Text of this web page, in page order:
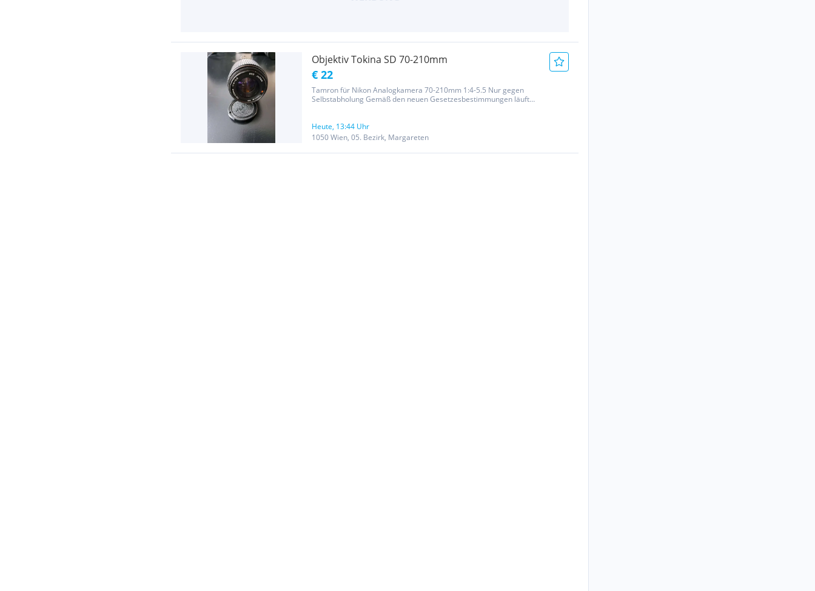
Objektiv Tokina SD 70-210mm
€ 22
Tamron für Nikon Analogkamera 70-210mm 1:4-5.5 Nur gegen
Selbstabholung Gemäß den neuen Gesetzesbestimmungen läuft
handelt,...
Heute, 13:44 Uhr
1050 Wien, 05. Bezirk, Margareten